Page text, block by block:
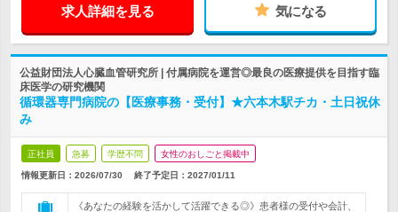
求人詳細を見る 気になる
公益財団法人心臓血管研究所 | 付属病院を運営◎最良の医療提供を目指す臨
床医学の研究機関
循環器専門病院の【医療事務・受付】★六本木駅チカ・土日祝休
み
正社員 急募 学歴不問 女性のおしごと掲載中
情報更新日：2026/07/30 終了予定日： 2027/01/11
《あなたの経験を活かして活躍できる◎》患者様の受付や会計、